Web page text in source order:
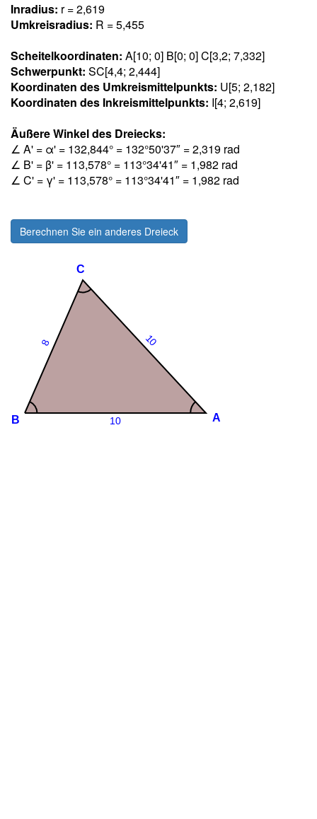
Inradius: r = 2,619
Umkreisradius: R = 5,455
Scheitelkoordinaten: A[10; 0] B[0; 0] C[3,2; 7,332]
Schwerpunkt: SC[4,4; 2,444]
Koordinaten des Umkreismittelpunkts: U[5; 2,182]
Koordinaten des Inkreismittelpunkts: I[4; 2,619]
Äußere Winkel des Dreiecks:
∠ A' = α' = 132,844° = 132°50'37″ = 2,319 rad
∠ B' = β' = 113,578° = 113°34'41″ = 1,982 rad
∠ C' = γ' = 113,578° = 113°34'41″ = 1,982 rad
Berechnen Sie ein anderes Dreieck